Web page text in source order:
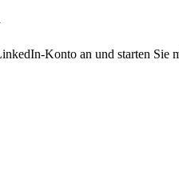
Konto an und starten Sie